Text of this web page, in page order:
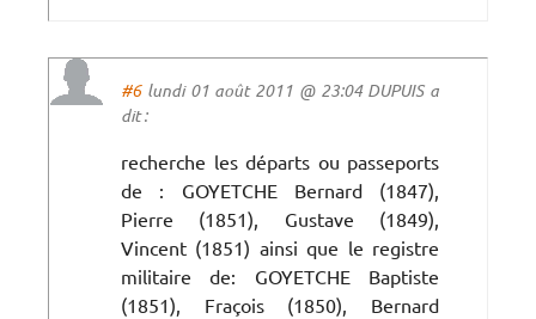
#6lundi 01 août 2011 @ 23:04 DUPUIS a
dit :
recherche les départs ou passeports
de : GOYETCHE Bernard (1847),
Pierre (1851), Gustave (1849),
Vincent (1851) ainsi que le registre
militaire de: GOYETCHE Baptiste
(1851), Fraçois (1850), Bernard